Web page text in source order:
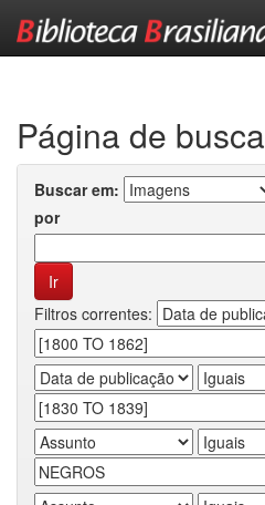
Página de busca
Buscar em:
por
Filtros correntes: